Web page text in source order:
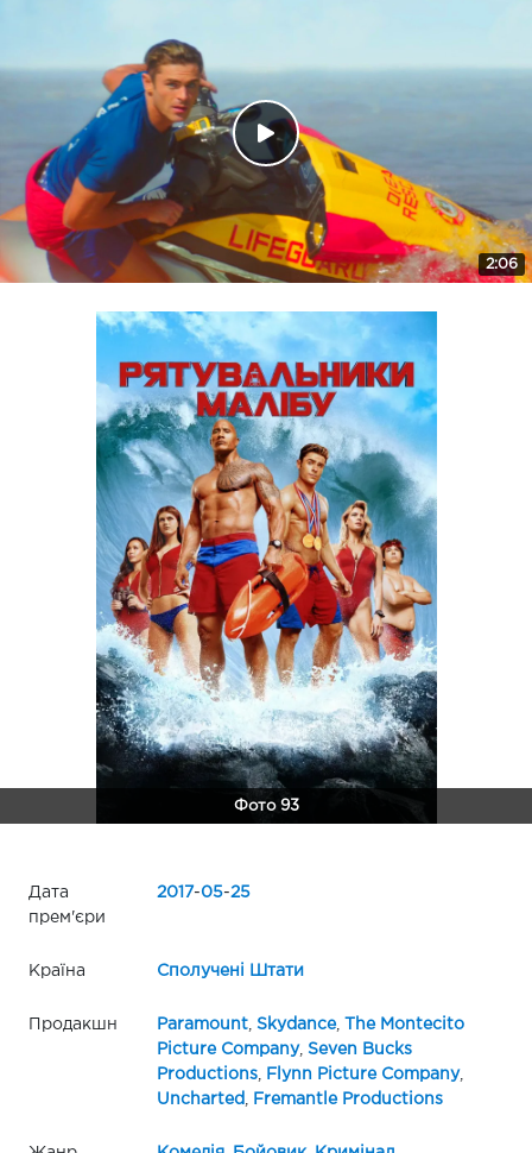
2:06
Фото 93
Дата
прем'єри
2017-05-25
Країна Сполучені Штати
Продакшн Paramount, Skydance,
The Montecito
Picture Company, Seven Bucks
Productions, Flynn Picture Company,
Uncharted
Fremantle Productions